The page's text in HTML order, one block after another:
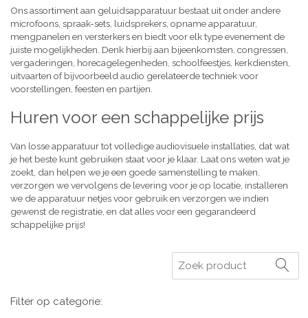
Ons assortiment aan geluidsapparatuur bestaat uit onder andere
microfoons, spraak-sets, luidsprekers, opname apparatuur,
mengpanelen en versterkers en biedt voor elk type evenement de
juiste mogelijkheden. Denk hierbij aan bijeenkomsten, congressen,
vergaderingen, horecagelegenheden, schoolfeestjes, kerkdiensten,
uitvaarten of bijvoorbeeld audio gerelateerde techniek voor
voorstellingen, feesten en partijen.
Huren voor een schappelijke prijs
Van losse apparatuur tot volledige audiovisuele installaties, dat wat
je het beste kunt gebruiken staat voor je klaar. Laat ons weten wat je
zoekt, dan helpen we je een goede samenstelling te maken,
verzorgen we vervolgens de levering voor je op locatie, installeren
we de apparatuur netjes voor gebruik en verzorgen we indien
gewenst de registratie, en dat alles voor een gegarandeerd
schappelijke prijs!
Zoeken
Filter op categorie: